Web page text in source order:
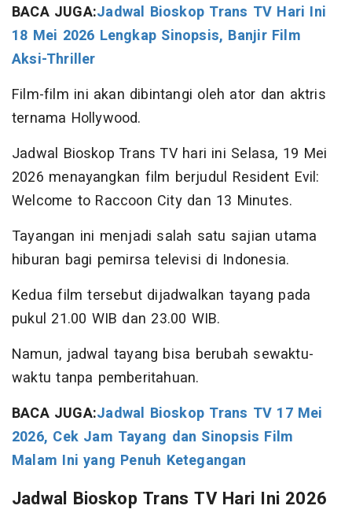
BACA JUGA:Jadwal Bioskop Trans TV Hari Ini
18 Mei 2026 Lengkap Sinopsis, Banjir Film
Aksi-Thriller
Film-film ini akan dibintangi oleh ator dan aktris
ternama Hollywood.
Jadwal Bioskop Trans TV hari ini Selasa, 19 Mei
2026 menayangkan film berjudul Resident Evil:
Welcome to Raccoon City dan 13 Minutes.
Tayangan ini menjadi salah satu sajian utama
hiburan bagi pemirsa televisi di Indonesia.
Kedua film tersebut dijadwalkan tayang pada
pukul 21.00 WIB dan 23.00 WIB.
Namun, jadwal tayang bisa berubah sewaktu-
waktu tanpa pemberitahuan.
BACA JUGA:Jadwal Bioskop Trans TV 17 Mei
2026, Cek Jam Tayang dan Sinopsis Film
Malam Ini yang Penuh Ketegangan
Jadwal Bioskop Trans TV Hari Ini 2026